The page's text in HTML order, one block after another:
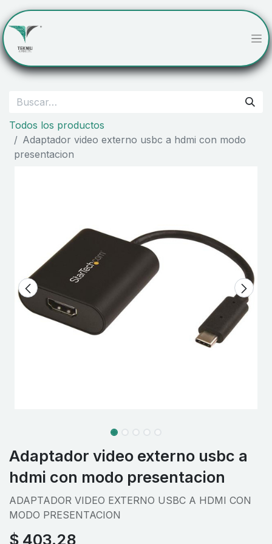
Todos los productos
Adaptador video externo usbc a hdmi con modo
presentacion
Adaptador video externo usbc a
hdmi con modo presentacion
ADAPTADOR VIDEO EXTERNO USBC A HDMI CON
MODO PRESENTACION
$ 403.28